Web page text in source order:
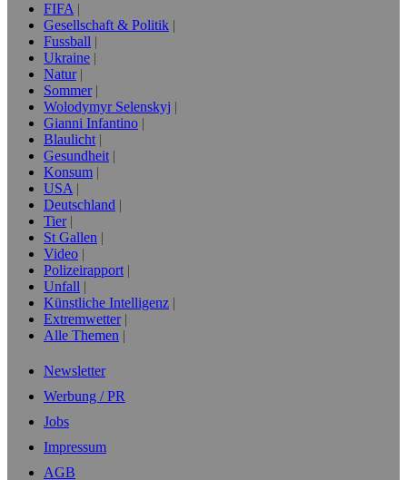
FIFA
Gesellschaft & Politik
Fussball
Ukraine
Natur
Sommer
Wolodymyr Selenskyj
Gianni Infantino
Blaulicht
Gesundheit
Konsum
USA
Deutschland
Tier
St Gallen
Video
Polizeirapport
Unfall
Künstliche Intelligenz
Extremwetter
Alle Themen
Newsletter
Werbung / PR
Jobs
Impressum
AGB